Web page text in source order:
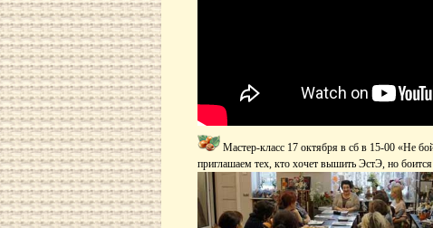
Мастер-класс 17 октября в сб в 15-00 «Не
приглашаем тех, кто хочет вышить ЭстЭ, но